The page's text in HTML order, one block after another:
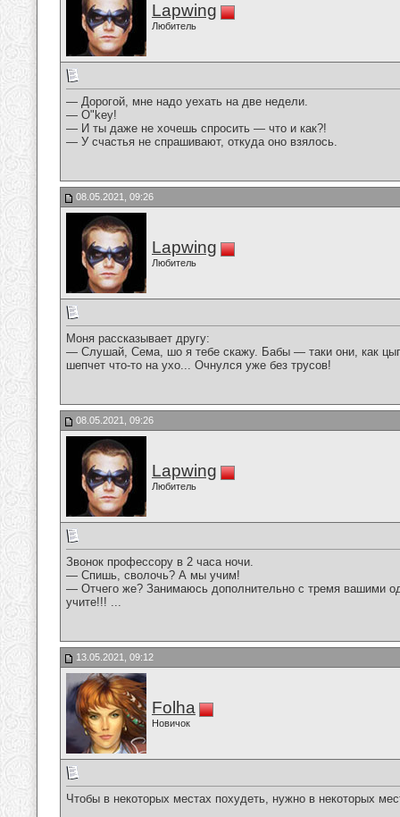
Lapwing
Любитель
— Дорогой, мне надо уехать на две недели.
— О"kеу!
— И ты даже не хочешь спросить — что и как?!
— У счастья не спрашивают, откуда оно взялось.
08.05.2021, 09:26
Lapwing
Любитель
Моня рассказывает другу:
— Слушай, Сема, шо я тебе скажу. Бабы — таки они, как
шепчет что-то на ухо... Очнулся уже без трусов!
08.05.2021, 09:26
Lapwing
Любитель
Звонок профессору в 2 часа ночи.
— Спишь, сволочь? А мы учим!
— Отчего же? Занимаюсь дополнительно с тремя вашими
учите!!! ...
13.05.2021, 09:12
Folha
Новичок
Чтобы в некоторых местах похудеть, нужно в некоторых